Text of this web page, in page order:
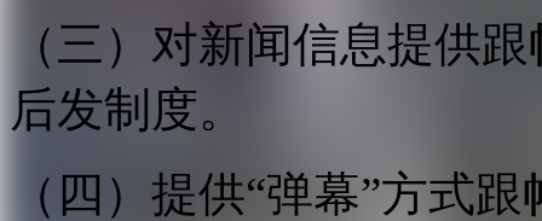
（三）对新闻信息提供
后发制度。
（四）提供“弹幕”方式